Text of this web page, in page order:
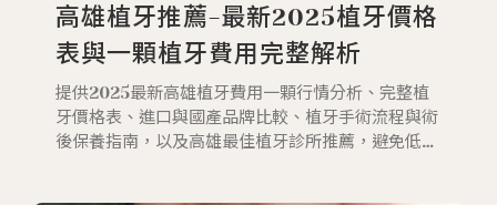
高雄植牙推薦-最新2025植牙價格
表與一顆植牙費用完整解析
提供2025最新高雄植牙費用一顆行情分析、完整植
牙價格表、進口與國產品牌比較、植牙手術流程與術
後保養指南，以及高雄最佳植牙診所推薦，避免低價